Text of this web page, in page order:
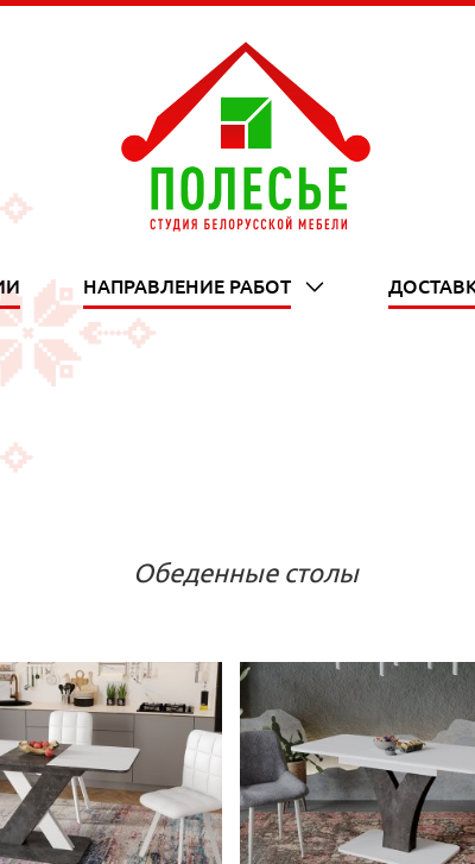
НАПРАВЛЕНИЕ РАБОТ chevron_down
Обеденные столы